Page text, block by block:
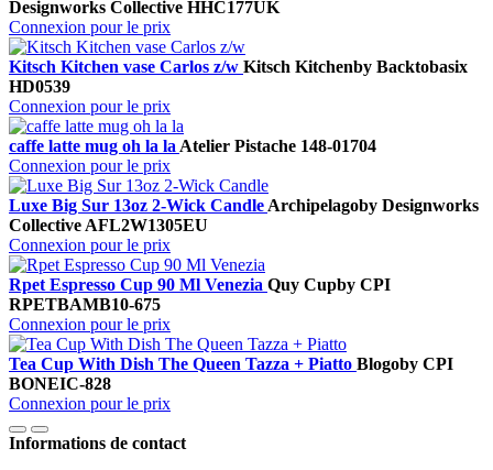
Designworks Collective HHC177UK
Connexion pour le prix
Kitsch Kitchen vase Carlos z/w Kitsch Kitchenby Backtobasix
HD0539
Connexion pour le prix
caffe latte mug oh la la Atelier Pistache 148-01704
Connexion pour le prix
Luxe Big Sur 13oz 2-Wick Candle Archipelagoby Designworks
Collective AFL2W1305EU
Connexion pour le prix
Rpet Espresso Cup 90 Ml Venezia Quy Cupby CPI
RPETBAMB10-675
Connexion pour le prix
Tea Cup With Dish The Queen Tazza + Piatto Blogoby CPI
BONEIC-828
Connexion pour le prix
Informations de contact